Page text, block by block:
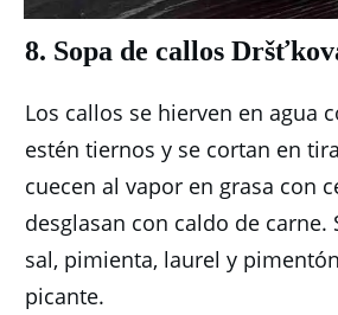
8. Sopa de callos
Los callos se hierven en agua
estén tiernos y se cortan en
cuecen al vapor en grasa con
desglasan con caldo de carne.
sal, pimienta, laurel y
picante.